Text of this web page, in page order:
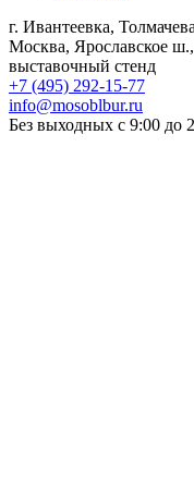
г. Ивантеевка,
Москва, Ярославское
выставочный стенд
+7 (495) 292-15-77
info@mosoblbur.ru
Без выходных с 9:00 до